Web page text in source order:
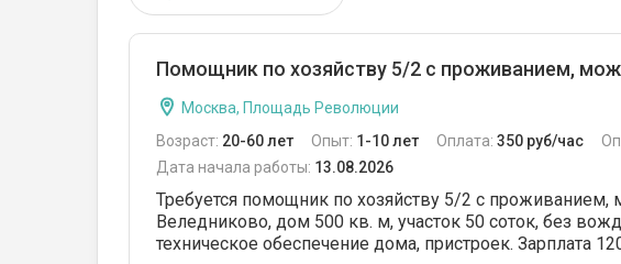
Помощник по хозяйству 5/2 с проживанием,
Москва, Площадь Революции
Возраст: 20-60 лет Опыт: 1-10 лет Оплата: 350 руб/час
Дата начала работы: 13.08.2026
Требуется помощник по хозяйству 5/2 с
Веледниково, дом 500 кв. м, участок 50 соток, без
техническое обеспечение дома, пристроек. Зарплата